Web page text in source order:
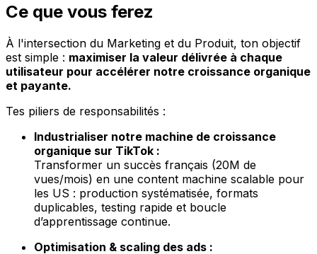
Ce que vous ferez
À l'intersection du Marketing et du Produit, ton objectif
est simple : maximiser la valeur délivrée à chaque
utilisateur pour accélérer notre croissance organique
et payante.
Tes piliers de responsabilités :
Industrialiser notre machine de croissance
organique sur TikTok :
Transformer un succès français (20M de
vues/mois) en une content machine scalable pour
les US : production systématisée, formats
duplicables, testing rapide et boucle
d’apprentissage continue.
Optimisation & scaling des ads :